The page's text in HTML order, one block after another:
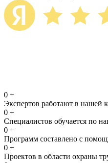
0 +
Экспертов работают в нашей
0 +
Специалистов обучается по
0 +
Программ составлено с
0 +
Проектов в области охраны